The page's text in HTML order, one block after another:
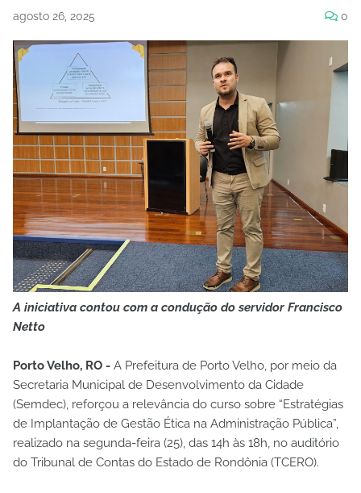
agosto 26, 2025 0
A iniciativa contou com a condução do servidor Francisco
Netto
Porto Velho, RO - A Prefeitura de Porto Velho, por meio da
Secretaria Municipal de Desenvolvimento da Cidade
(Semdec), reforçou a relevância do curso sobre “Estratégias
de Implantação de Gestão Ética na Administração Pública”,
realizado na segunda-feira (25), das 14h às 18h, no auditório
do Tribunal de Contas do Estado de Rondônia (TCERO).